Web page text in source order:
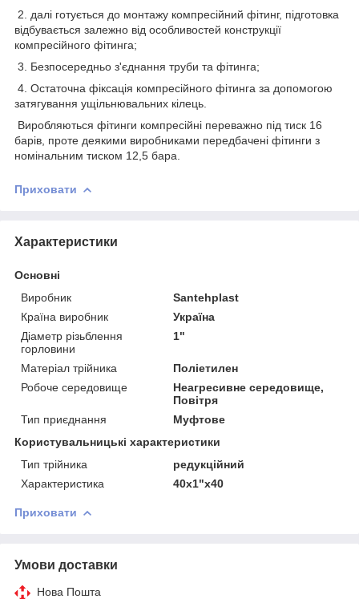
2. далі готується до монтажу компресійний фітинг, підготовка
відбувається залежно від особливостей конструкції
компресійного фітинга;
3. Безпосередньо з'єднання труби та фітинга;
4. Остаточна фіксація компресійного фітинга за допомогою
затягування ущільнювальних кілець.
Виробляються фітинги компресійні переважно під тиск 16
барів, проте деякими виробниками передбачені фітинги з
номінальним тиском 12,5 бара.
Приховати
Характеристики
Основні
Виробник
Santehplast
Країна виробник
Україна
Діаметр різьблення
горловини
1"
Матеріал трійника
Поліетилен
Робоче середовище
Неагресивне середовище,
Повітря
Тип приєднання
Муфтове
Користувальницькі характеристики
Тип трійника
редукційний
Характеристика
40х1"х40
Приховати
Умови доставки
Нова Пошта